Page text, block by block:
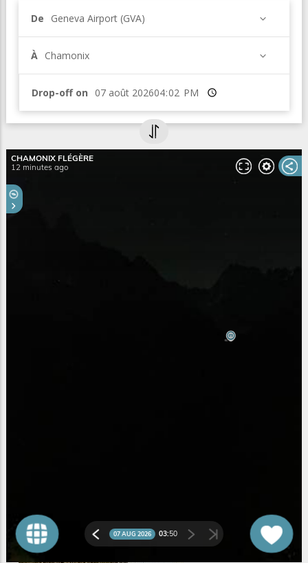
De Geneva Airport (GVA)
À Chamonix
Drop-off on Heure
Webcam panoramique à la Flégère
Chamonix
L'Arête de l'Aiguille du Midi